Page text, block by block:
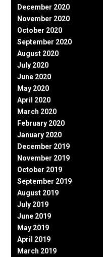
December 2020
November 2020
October 2020
September 2020
August 2020
July 2020
June 2020
May 2020
April 2020
March 2020
February 2020
January 2020
December 2019
November 2019
October 2019
September 2019
August 2019
July 2019
June 2019
May 2019
April 2019
March 2019